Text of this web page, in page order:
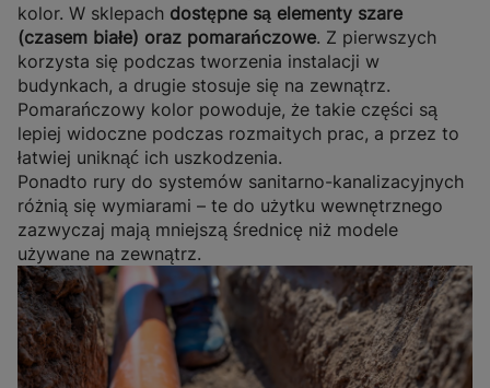
kolor. W sklepach dostępne są elementy szare
(czasem białe) oraz pomarańczowe. Z pierwszych
korzysta się podczas tworzenia instalacji w
budynkach, a drugie stosuje się na zewnątrz.
Pomarańczowy kolor powoduje, że takie części są
lepiej widoczne podczas rozmaitych prac, a przez to
łatwiej uniknąć ich uszkodzenia.
Ponadto rury do systemów sanitarno-kanalizacyjnych
różnią się wymiarami – te do użytku wewnętrznego
zazwyczaj mają mniejszą średnicę niż modele
używane na zewnątrz.